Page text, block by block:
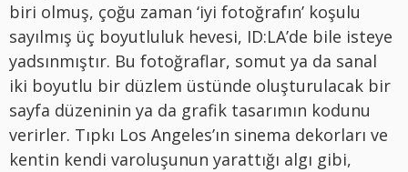
biri olmuş, çoğu zaman ‘iyi fotoğrafın’ koşulu
sayılmış üç boyutluluk hevesi, ID:LA’de bile isteye
yadsınmıştır. Bu fotoğraflar, somut ya da sanal
iki boyutlu bir düzlem üstünde oluşturulacak bir
sayfa düzeninin ya da grafik tasarımın kodunu
verirler. Tıpkı Los Angeles’ın sinema dekorları ve
kentin kendi varoluşunun yarattığı algı gibi,